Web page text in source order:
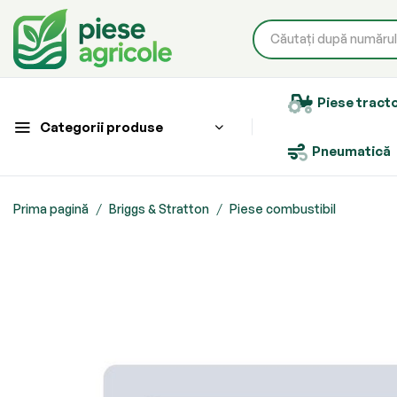
Categorii produse
Piese
Pneumatică
Prima pagină Briggs & Stratton Piese combustibil